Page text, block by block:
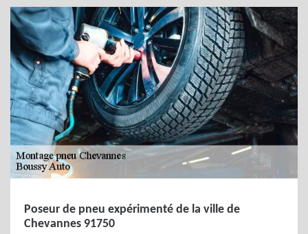
Poseur de pneu expérimenté de la ville de
Chevannes 91750